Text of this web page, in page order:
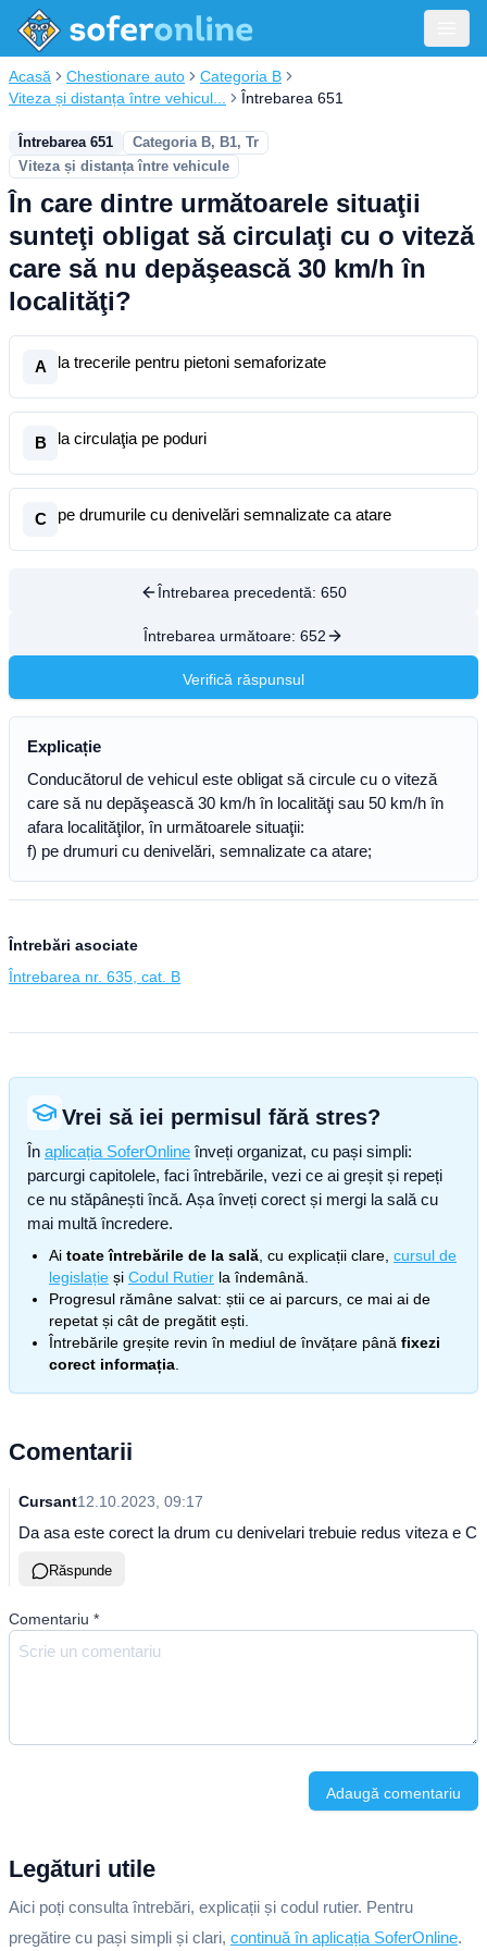
Acasă Chestionare auto
Categoria B
Viteza și distanța între vehicul...
Întrebarea 651
Întrebarea 651
Categoria B, B1, Tr
Viteza și distanța între vehicule
În care dintre următoarele situaţii
sunteţi obligat să circulaţi cu o viteză
care să nu depăşească 30 km/h în
localităţi?
A la trecerile pentru pietoni semaforizate
B la circulaţia pe poduri
C pe drumurile cu denivelări semnalizate ca atare
Întrebarea precedentă: 650
Întrebarea următoare: 652
Verifică răspunsul
Explicație
Conducătorul de vehicul este obligat să circule cu o viteză
care să nu depăşească 30 km/h în localităţi sau 50 km/h în
afara localităţilor, în următoarele situaţii:
f) pe drumuri cu denivelări, semnalizate ca atare;
Întrebări asociate
Întrebarea nr. 635, cat. B
Vrei să iei permisul fără stres?
În aplicația SoferOnline înveți organizat, cu pași simpli:
parcurgi capitolele, faci întrebările, vezi ce ai greșit și repeți
ce nu stăpânești încă. Așa înveți corect și mergi la sală cu
mai multă încredere.
Ai toate întrebările de la sală , cu explicații clare, cursul de
legislație și Codul Rutier la îndemână.
Progresul rămâne salvat: știi ce ai parcurs, ce mai ai de
repetat și cât de pregătit ești.
Întrebările greșite revin în mediul de învățare până fixezi
corect informația
Comentarii
Cursant12.10.2023, 09:17
Da asa este corect la drum cu denivelari trebuie redus viteza e C
Răspunde
Comentariu *
Adaugă comentariu
Legături utile
Aici poți consulta întrebări, explicații și codul rutier. Pentru
pregătire cu pași simpli și clari, continuă în aplicația SoferOnline.